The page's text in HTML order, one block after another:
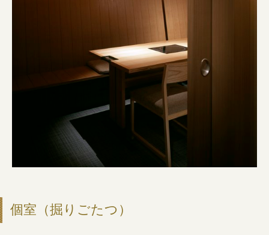
個室（掘りごたつ）